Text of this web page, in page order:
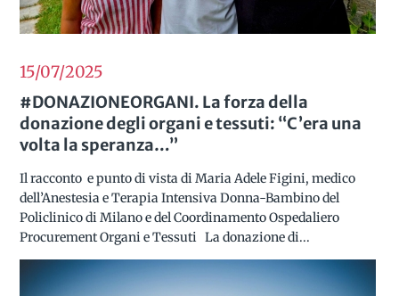
15/072025
#DONAZIONEORGANI. La forza della
donazione degli organi e tessuti: “C’era una
volta la speranza…”
Il racconto e punto di vista di Maria Adele Figini, medico
dell’Anestesia e Terapia Intensiva Donna-Bambino del
Policlinico di Milano e del Coordinamento Ospedaliero
Procurement Organi e Tessuti La donazione di...